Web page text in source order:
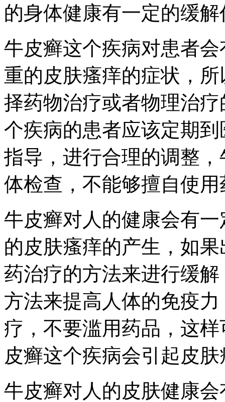
的身体健康有一定的缓解
牛皮癣这个疾病对患者
重的皮肤瘙痒的症状，
择药物治疗或者物理治
个疾病的患者应该定期
指导，进行合理的调整
体检查，不能够擅自使用
牛皮癣对人的健康会有
的皮肤瘙痒的产生，如
药治疗的方法来进行缓
方法来提高人体的免疫
疗，不要滥用药品，这
皮癣这个疾病会引起皮
牛皮癣对人的皮肤健康